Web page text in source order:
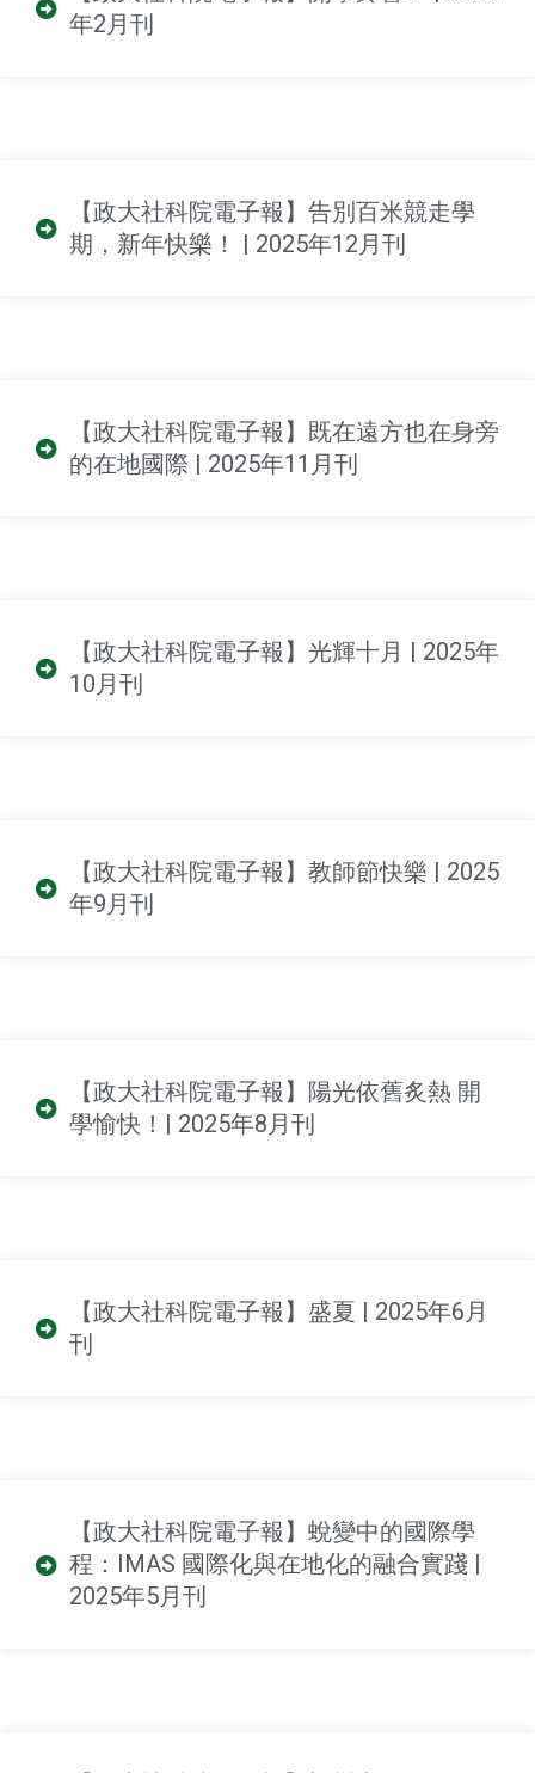
年2月刊
【政大社科院電子報】告別百米競走學
期，新年快樂！ | 2025年12月刊
【政大社科院電子報】既在遠方也在身旁
的在地國際 | 2025年11月刊
【政大社科院電子報】光輝十月 | 2025年
10月刊
【政大社科院電子報】教師節快樂 | 2025
年9月刊
【政大社科院電子報】陽光依舊炙熱 開
學愉快！| 2025年8月刊
【政大社科院電子報】盛夏 | 2025年6月
刊
【政大社科院電子報】蛻變中的國際學
程：IMAS 國際化與在地化的融合實踐 |
2025年5月刊